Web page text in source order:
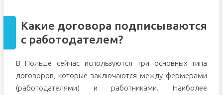
Какие договора подписываются
с работодателем?
В Польше сейчас используются три основных типа
договоров, которые заключаются между фермерами
(работодателями) и работниками. Наиболее